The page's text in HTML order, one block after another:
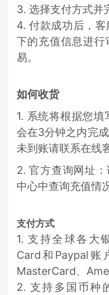
3. 选择支付方式并
4. 付款成功后，
下的充值信息进行
易。
如何收货
1. 系统将根据您
会在3分钟之内完
未到账请联系在线
2. 官方查询网址
中心中查询充值情
支付方式
1. 支持全球各大
Card和Paypal账
MasterCard、
2. 支持多国币种